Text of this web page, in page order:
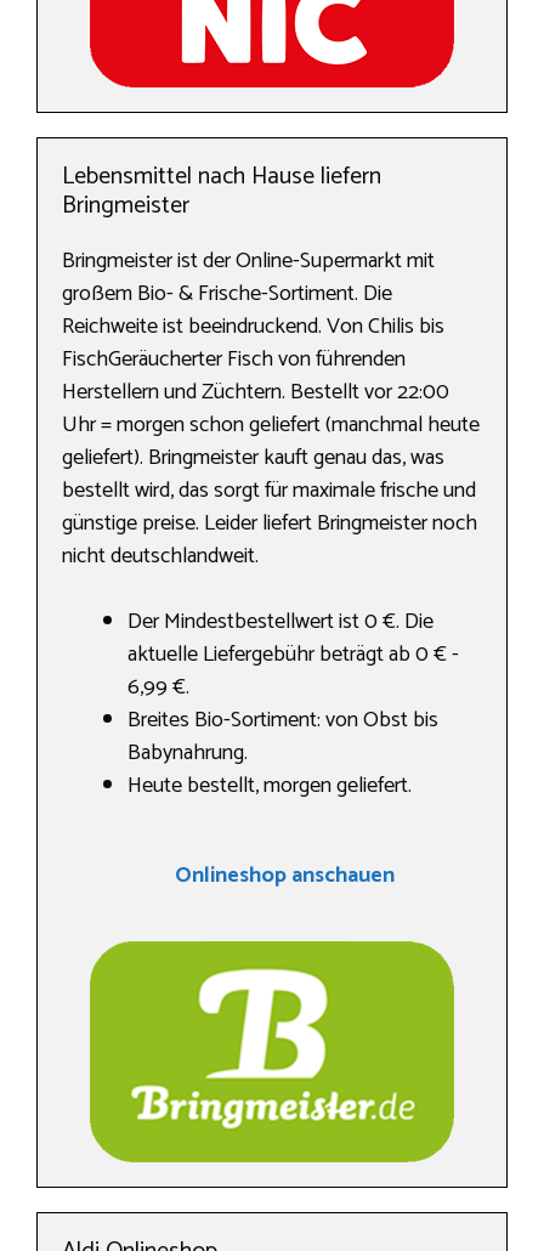
Lebensmittel nach Hause liefern
Bringmeister
Bringmeister ist der Online-Supermarkt mit
großem Bio- & Frische-Sortiment. Die
Reichweite ist beeindruckend. Von Chilis bis
FischGeräucherter Fisch von führenden
Herstellern und Züchtern. Bestellt vor 22:00
Uhr = morgen schon geliefert (manchmal heute
geliefert). Bringmeister kauft genau das, was
bestellt wird, das sorgt für maximale frische und
günstige preise. Leider liefert Bringmeister noch
nicht deutschlandweit.
Der Mindestbestellwert ist 0 €. Die
aktuelle Liefergebühr beträgt ab 0 € -
6,99 €.
Breites Bio-Sortiment: von Obst bis
Babynahrung.
Heute bestellt, morgen geliefert.
Onlineshop anschauen